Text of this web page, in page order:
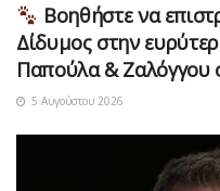
Βοηθήστε να
Δίδυμος στην
Παπούλα & Ζαλόγγου
5 Αυγούστου 2026